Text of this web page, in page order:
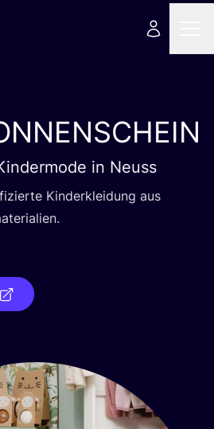
in Neuss
Kin­der­klei­dung aus